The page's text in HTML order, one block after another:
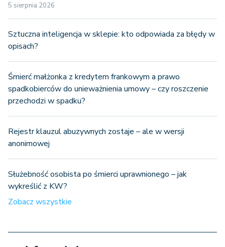
5 sierpnia 2026
Sztuczna inteligencja w sklepie: kto odpowiada za błędy w
opisach?
Śmierć małżonka z kredytem frankowym a prawo
spadkobierców do unieważnienia umowy – czy roszczenie
przechodzi w spadku?
Rejestr klauzul abuzywnych zostaje – ale w wersji
anonimowej
Służebność osobista po śmierci uprawnionego – jak
wykreślić z KW?
Zobacz wszystkie